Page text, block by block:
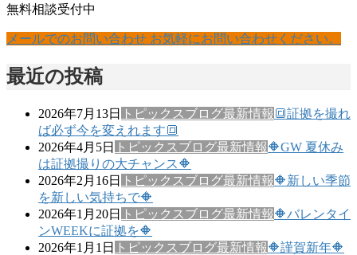
無料相談受付中
メールでのお問い合わせ お気軽にお問い合わせください。
最近の投稿
2026年7月13日 トピックス ブログ最新情報 🔳証拠を撮れ
ば必ず今を変えれます🔳
2026年4月5日 トピックス ブログ最新情報🔶GW 夏休み
は証拠撮りの大チャンス🔶
2026年2月16日 トピックス ブログ最新情報🔶新しい季節
を新しい気持ちで🔶
2026年1月20日 トピックス ブログ最新情報🔶バレンタイ
ンWEEKに証拠を🔶
2026年1月1日 トピックス ブログ最新情報🔶謹賀新年🔶